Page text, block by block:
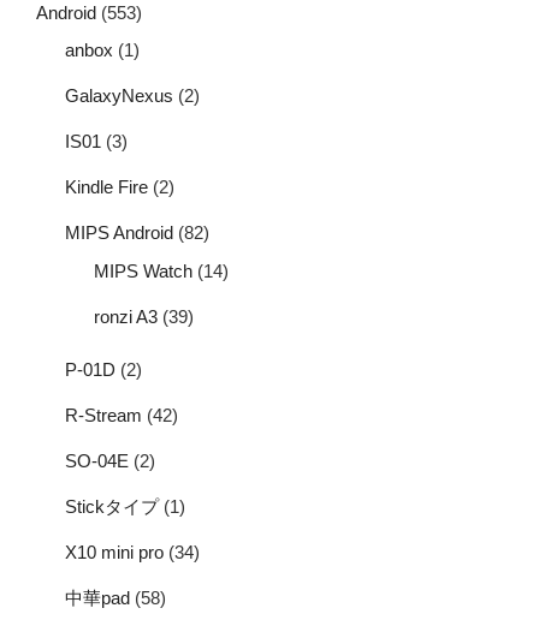
Android (553)
anbox (1)
GalaxyNexus (2)
IS01 (3)
Kindle Fire (2)
MIPS Android (82)
MIPS Watch (14)
ronzi A3 (39)
P-01D (2)
R-Stream (42)
SO-04E (2)
Stickタイプ(1)
X10 mini pro (34)
中華pad (58)